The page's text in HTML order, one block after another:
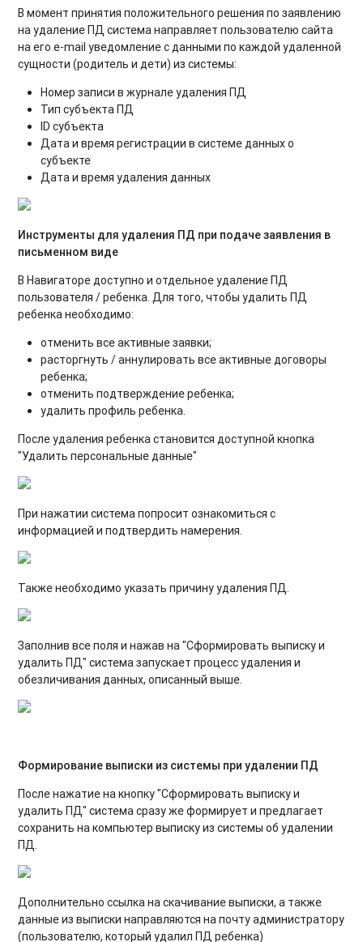
В момент принятия положительного решения по заявлению
на удаление ПД система направляет пользователю сайта
на его e-mail уведомление с данными по каждой удаленной
сущности (родитель и дети) из системы:
Номер записи в журнале удаления ПД
Тип субъекта ПД
ID субъекта
Дата и время регистрации в системе данных о
субъекте
Дата и время удаления данных
Инструменты для удаления ПД при подаче заявления в
письменном виде
В Навигаторе доступно и отдельное удаление ПД
пользователя / ребенка. Для того, чтобы удалить ПД
ребенка необходимо:
отменить все активные заявки;
расторгнуть / аннулировать все активные договоры
ребенка;
отменить подтверждение ребенка;
удалить профиль ребенка.
После удаления ребенка становится доступной кнопка
"Удалить персональные данные"
При нажатии система попросит ознакомиться с
информацией и подтвердить намерения.
Также необходимо указать причину удаления ПД.
Заполнив все поля и нажав на "Сформировать выписку и
удалить ПД" система запускает процесс удаления и
обезличивания данных, описанный выше.
Формирование выписки из системы при удалении ПД
После нажатие на кнопку "Сформировать выписку и
удалить ПД" система сразу же формирует и предлагает
сохранить на компьютер выписку из системы об удалении
ПД.
Дополнительно ссылка на скачивание выписки, а также
данные из выписки направляются на почту администратору
(пользователю, который удалил ПД ребенка)